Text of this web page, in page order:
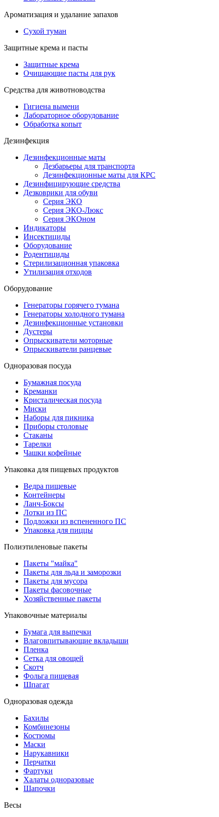
Ароматизация и удалание запахов
Сухой туман
Защитные крема и пасты
Защитные крема
Очищающие пасты для рук
Средства для животноводства
Гигиена вымени
Лабораторное оборудование
Обработка копыт
Дезинфекция
Дезинфекционные маты
Дезбарьеры для транспорта
Дезинфекционные маты для КРС
Дезинфицирующие средства
Дезковрики для обуви
Серия ЭКО
Серия ЭКО-Люкс
Серия ЭКОном
Индикаторы
Инсектициды
Оборудование
Родентициды
Стерилизационная упаковка
Утилизация отходов
Оборудование
Генераторы горячего тумана
Генераторы холодного тумана
Дезинфекционные установки
Дустеры
Опрыскиватели моторные
Опрыскиватели ранцевые
Одноразовая посуда
Бумажная посуда
Креманки
Кристалическая посуда
Миски
Наборы для пикника
Приборы столовые
Стаканы
Тарелки
Чашки кофейные
Упаковка для пищевых продуктов
Ведра пищевые
Контейнеры
Ланч-Боксы
Лотки из ПС
Подложки из вспененного ПС
Упаковка для пиццы
Полиэтиленовые пакеты
Пакеты "майка"
Пакеты для льда и заморозки
Пакеты для мусора
Пакеты фасовочные
Хозяйственные пакеты
Упаковочные материалы
Бумага для выпечки
Влаговпитывающие вкладыши
Пленка
Сетка для овощей
Скотч
Фольга пищевая
Шпагат
Одноразовая одежда
Бахилы
Комбинезоны
Костюмы
Маски
Нарукавники
Перчатки
Фартуки
Халаты одноразовые
Шапочки
Весы